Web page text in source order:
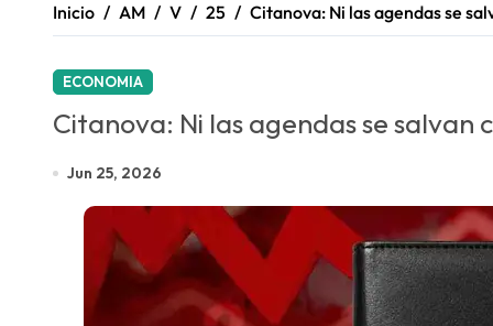
Inicio AM V 25 Citanova: Ni las agendas se
ECONOMIA
Citanova: Ni las agendas se salvan
Jun 25, 2026